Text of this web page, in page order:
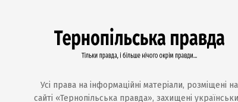
Усі права на інформаційні матеріали, розміщені на
сайті «Тернопільська правда», захищені